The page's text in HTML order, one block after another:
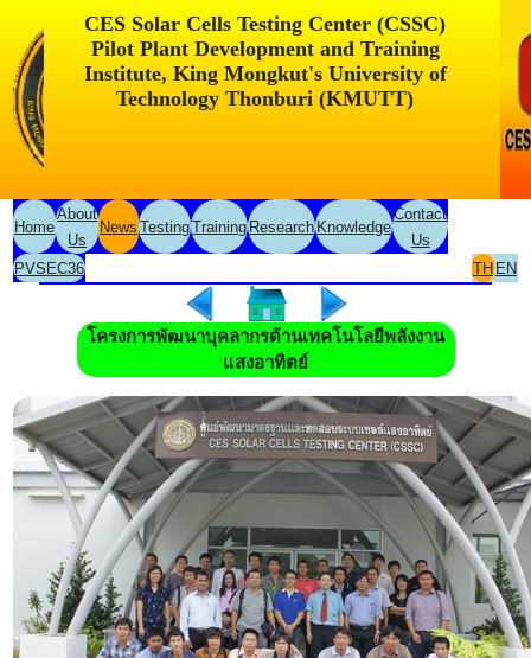
CES Solar Cells Testing Center (CSSC)
Pilot Plant Development and Training
Institute, King Mongkut's University of
Technology Thonburi (KMUTT)
Home
About
Us
News TestingTraining Research Knowledge
Contact
Us
PVSEC36
TH EN
โครงการพัฒนาบุคลากรด้านเทคโนโลยีพลังงาน
แสงอาทิตย์